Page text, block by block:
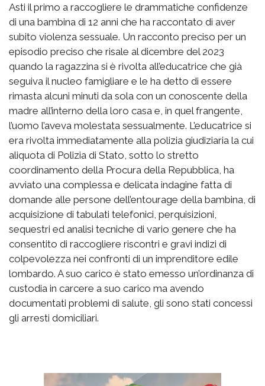
Asti il primo a raccogliere le drammatiche confidenze
di una bambina di 12 anni che ha raccontato di aver
subito violenza sessuale. Un racconto preciso per un
episodio preciso che risale al dicembre del 2023
quando la ragazzina si è rivolta all’educatrice che già
seguiva il nucleo famigliare e le ha detto di essere
rimasta alcuni minuti da sola con un conoscente della
madre all’interno della loro casa e, in quel frangente,
l’uomo l’aveva molestata sessualmente. L’educatrice si
era rivolta immediatamente alla polizia giudiziaria la cui
aliquota di Polizia di Stato, sotto lo stretto
coordinamento della Procura della Repubblica, ha
avviato una complessa e delicata indagine fatta di
domande alle persone dell’entourage della bambina, di
acquisizione di tabulati telefonici, perquisizioni,
sequestri ed analisi tecniche di vario genere che ha
consentito di raccogliere riscontri e gravi indizi di
colpevolezza nei confronti di un imprenditore edile
lombardo. A suo carico è stato emesso un’ordinanza di
custodia in carcere a suo carico ma avendo
documentati problemi di salute, gli sono stati concessi
gli arresti domiciliari.